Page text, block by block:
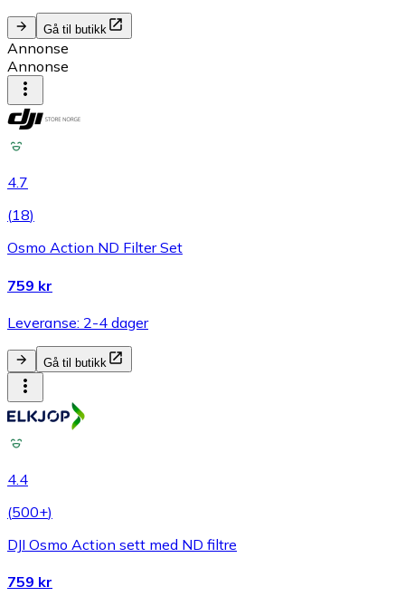
Gå til butikk
Annonse
Annonse
4.7
(18)
Osmo Action ND Filter Set
759 kr
Leveranse: 2-4 dager
Gå til butikk
4.4
(500+)
DJI Osmo Action sett med ND filtre
759 kr